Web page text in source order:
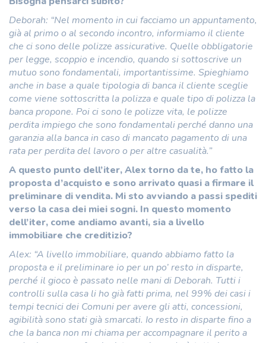
Deborah: “Nel momento in cui facciamo un appuntamento,
già al primo o al secondo incontro, informiamo il cliente
che ci sono delle polizze assicurative. Quelle obbligatorie
per legge, scoppio e incendio, quando si sottoscrive un
mutuo sono fondamentali, importantissime. Spieghiamo
anche in base a quale tipologia di banca il cliente sceglie
come viene sottoscritta la polizza e quale tipo di polizza la
banca propone. Poi ci sono le polizze vita, le polizze
perdita impiego che sono fondamentali perché danno una
garanzia alla banca in caso di mancato pagamento di una
rata per perdita del lavoro o per altre casualità.”
A questo punto dell’iter, Alex torno da te, ho fatto la
proposta d’acquisto e sono arrivato quasi a firmare il
preliminare di vendita. Mi sto avviando a passi spediti
verso la casa dei miei sogni. In questo momento
dell’iter, come andiamo avanti, sia a livello
immobiliare che creditizio?
Alex: “A livello immobiliare, quando abbiamo fatto la
proposta e il preliminare io per un po’ resto in disparte,
perché il gioco è passato nelle mani di Deborah. Tutti i
controlli sulla casa li ho già fatti prima, nel 99% dei casi i
tempi tecnici dei Comuni per avere gli atti, concessioni,
agibilità sono stati già smarcati. Io resto in disparte fino a
che la banca non mi chiama per accompagnare il perito a